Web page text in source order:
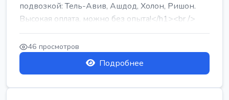
подвозкой: Тель-Авив, Ашдод, Холон, Ришон.
Высокая оплата, можно без опыта!</h1><br />
...
46 просмотров
Подробнее